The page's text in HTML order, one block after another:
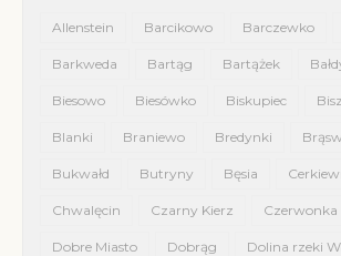
Allenstein Barcikowo Barczewko
Barkweda Bartąg Bartążek
Biesowo Biesówko Biskupiec
Blanki Braniewo Bredynki
Bukwałd Butryny Bęsia
Chwalęcin Czarny Kierz Czerwonka
Dobre Miasto Dobrąg Dolina rzeki